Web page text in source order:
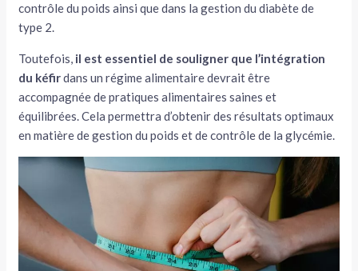
contrôle du poids ainsi que dans la gestion du diabète de
type 2.
Toutefois, il est essentiel de souligner que l’intégration
du kéfirdans un régime alimentaire devrait être
accompagnée de pratiques alimentaires saines et
équilibrées. Cela permettra d’obtenir des résultats optimaux
en matière de gestion du poids et de contrôle de la glycémie.